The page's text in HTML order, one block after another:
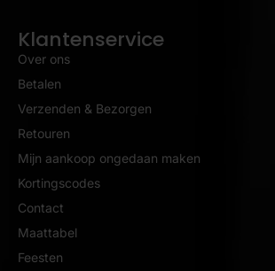
Klantenservice
Over ons
Betalen
Verzenden & Bezorgen
Retouren
Mijn aankoop ongedaan maken
Kortingscodes
Contact
Maattabel
Feesten